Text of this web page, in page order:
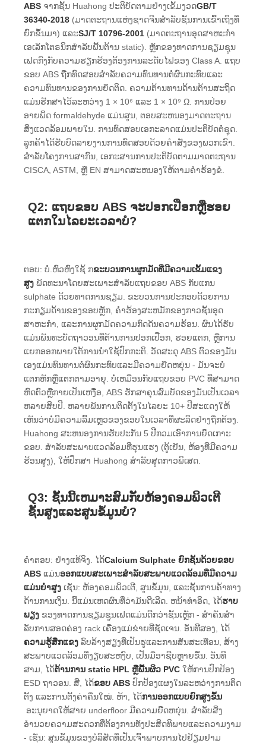
ABS ຈາກຊັ້ນ Huahong ປະຕິບັດຕາມຢ່າງເຂັ້ມງວດGB/T
36340-2018 (ມາດຕະຖານແຫ່ງຊາດຈີນສໍາລັບຊັ້ນການເຂົ້າເຖິງທີ່
ຍົກຂຶ້ນມາ) ແລະSJ/T 10796-2001 (ມາດຕະຖານອຸດສາຫະກໍາ
ເອເລັກໂຕຣນິກສໍາລັບພື້ນຕ້ານ static). ຫຼັກຂອງທາດການຊຽມຊູນ
ເຟດກົງກັບຄວາມຮຽກຮ້ອງຕ້ອງການລະດັບໄຟຂອງ Class A. ແຖບ
ຂອບ ABS ຖືກທົດສອບສໍາລັບຄວາມທົນທານຕໍ່ຜົນກະທົບແລະ
ຄວາມທົນທານຂອງການຍຶດຕິດ. ຄວາມຕ້ານທານດ້ານຕ້ານສະຖິດ
ແມ່ນຮັກສາໄວ້ລະຫວ່າງ 1 × 10⁶ ແລະ 1 × 10⁹ Ω. ການປ່ອຍ
ອາຍພິດ formaldehyde ແມ່ນສູນ, ຕອບສະຫນອງມາດຕະຖານ
ສິ່ງແວດລ້ອມພາຍໃນ. ການທົດສອບເອກະລາດແມ່ນປະຕິບັດຕໍ່ຊຸດ.
ລູກຄ້າໄດ້ຮັບບົດລາຍງານການທົດສອບດ້ວຍຄໍາສັ່ງຂອງພວກເຂົາ.
ສໍາລັບໂຄງການສາກົນ, ເອກະສານການປະຕິບັດຕາມມາດຕະຖານ
CISCA, ASTM, ຫຼື EN ສາມາດສະຫນອງໃຫ້ຕາມຄໍາຮ້ອງຂໍ.
Q2: ແຖບຂອບ ABS ຈະປອກເປືອກຫຼືຮອຍ
ແຕກໃນໄລຍະເວລາບໍ?
ຕອບ: ບໍ່.ຫົວຫົງໃຊ້ ກຂະບວນການຜູກມັດທີ່ມີຄວາມເຂັ້ມແຂງ
ສູງ ພັດທະນາໂດຍສະເພາະສໍາລັບແຖບຂອບ ABS ກັບແກນ
sulphate ດ້ວຍທາດການຊຽມ. ຂະບວນການປະກອບດ້ວຍການ
ກະກຽມດ້ານຂອງຂອບຫຼັກ, ຄໍາຮ້ອງສະຫມັກຂອງກາວຊັ້ນອຸດ
ສາຫະກໍາ, ແລະການຜູກມັດຄວາມກົດດັນຄວາມຮ້ອນ. ຜົນໄດ້ຮັບ
ແມ່ນພັນທະບັດຖາວອນທີ່ຕ້ານການປອກເປືອກ, ຮອຍແຕກ, ຫຼືການ
ແຍກອອກພາຍໃຕ້ການນໍາໃຊ້ປົກກະຕິ. ວັດສະດຸ ABS ຕົວຂອງມັນ
ເອງແມ່ນທົນທານຕໍ່ຜົນກະທົບແລະມີຄວາມຍືດຫຍຸ່ນ - ມັນຈະບໍ່
ແຕກຫັກຫຼືແຕກຕາມອາຍຸ. ບໍ່ເຫມືອນກັບແຖບຂອບ PVC ທີ່ສາມາດ
ຫົດຕົວຫຼືກາຍເປັນເຫງື່ອ, ABS ຮັກສາຄຸນສົມບັດຂອງມັນເປັນເວລາ
ຫລາຍສິບປີ. ຫລາຍພັນການຕິດຕັ້ງໃນໄລຍະ 10+ ປີສະແດງໃຫ້
ເຫັນວ່າບໍ່ມີຄວາມລົ້ມເຫຼວຂອງຂອບໃນເວລາທີ່ຜະລິດຢ່າງຖືກຕ້ອງ.
Huahong ສະຫນອງການຮັບປະກັນ 5 ປີກວມເອົາການຍຶດເກາະ
ຂອບ. ສໍາລັບສະພາບແວດລ້ອມທີ່ຮຸນແຮງ (ຕູ້ເຢັນ, ຫ້ອງທີ່ມີຄວາມ
ຮ້ອນສູງ), ໃຫ້ປຶກສາ Huahong ສໍາລັບສູດກາວພິເສດ.
Q3: ຊັ້ນນີ້ເຫມາະສົມກັບຫ້ອງຄອມພິວເຕີ
ຊັ້ນສູງແລະສູນຂໍ້ມູນບໍ?
ຄໍາຕອບ: ຢ່າງແທ້ຈິງ. ໄດ້Calcium Sulphate ຍົກຊັ້ນດ້ວຍຂອບ
ABS ແມ່ນອອກແບບສະເພາະສໍາລັບສະພາບແວດລ້ອມທີ່ມີຄວາມ
ແມ່ນຍໍາສູງ ເຊັ່ນ: ຫ້ອງຄອມພິວເຕີ, ສູນຂໍ້ມູນ, ແລະຊັ້ນການຄ້າທາງ
ດ້ານການເງິນ. ນີ້ແມ່ນເຫດຜົນທີ່ວ່າມັນດີເລີດ. ຫນ້າທໍາອິດ, ໄດ້ຮາບ
ພຽງ ຂອງທາດການຊຽມຊູນເຟດແມ່ນດີກວ່າຊັ້ນເຫຼັກ - ສໍາຄັນສໍາ
ລັບການສອດຄ່ອງ rack ເຄື່ອງແມ່ຂ່າຍທີ່ຊັດເຈນ. ອັນທີສອງ, ໄດ້
ຄວາມ​ຮູ້​ສຶກ​ແຂງ​ ລົບລ້າງສຽງທີ່ເປັນຮູແລະການສັ່ນສະເທືອນ, ສ້າງ
ສະພາບແວດລ້ອມທີ່ງຽບສະຫງົບ, ເປັນມືອາຊີບຫຼາຍຂຶ້ນ. ອັນທີ
ສາມ, ໄດ້ຕ້ານການ static HPL ຫຼືພື້ນຜິວ PVC ໃຫ້ການປົກປ້ອງ
ESD ຖາວອນ. ສີ່, ໄດ້ຂອບ ABS ປົກປ້ອງແຜງໃນລະຫວ່າງການຕິດ
ຕັ້ງ ແລະການຕັ້ງຄ່າຄືນໃໝ່. ຫ້າ, ໄດ້ການ​ອອກ​ແບບ​ຍົກ​ສູງ​ຂຶ້ນ​
ອະນຸຍາດໃຫ້ສາຍ underfloor ມີຄວາມຍືດຫຍຸ່ນ. ສໍາລັບສິ່ງ
ອໍານວຍຄວາມສະດວກທີ່ຕ້ອງການທັງປະສິດທິພາບແລະຄວາມງາມ
- ເຊັ່ນ: ສູນຂໍ້ມູນຂອງບໍລິສັດທີ່ເປັນເຈົ້າພາບການໄປຢ້ຽມຢາມ